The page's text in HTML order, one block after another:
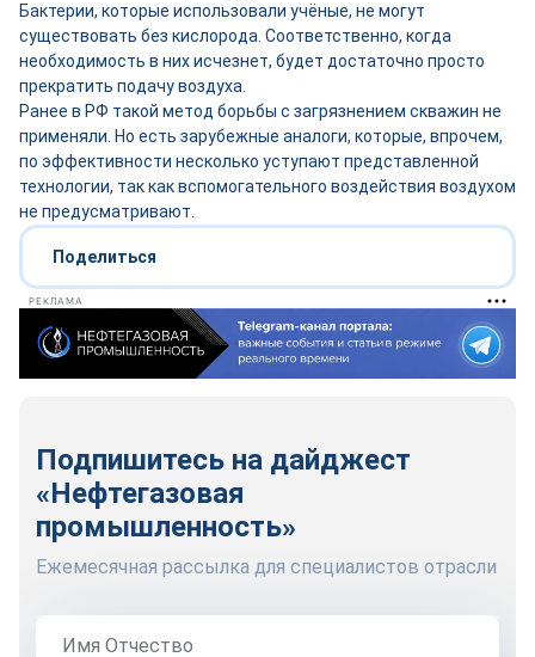
Бактерии, которые использовали учёные, не могут
существовать без кислорода. Соответственно, когда
необходимость в них исчезнет, будет достаточно просто
прекратить подачу воздуха.
Ранее в РФ такой метод борьбы с загрязнением скважин не
применяли. Но есть зарубежные аналоги, которые, впрочем,
по эффективности несколько уступают представленной
технологии, так как вспомогательного воздействия воздухом
не предусматривают.
Поделиться
РЕКЛАМА
Подпишитесь на дайджест
«Нефтегазовая
промышленность»
Ежемесячная рассылка для специалистов отрасли